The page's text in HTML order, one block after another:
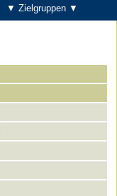
▼ Zielgruppen ▼